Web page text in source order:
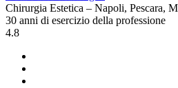
Chirurgia Estetica – Napoli, Pescara,
30 anni di esercizio della professione
4.8